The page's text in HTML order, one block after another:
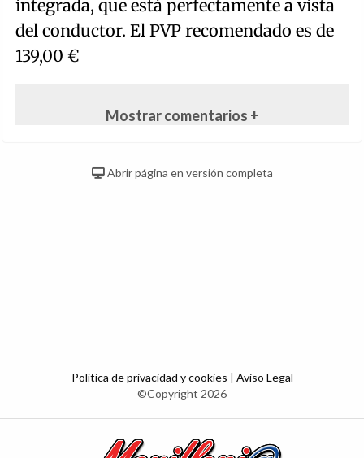
integrada, que está perfectamente a vista
del conductor. El PVP recomendado es de
139,00 €
Mostrar comentarios +
Abrir página en versión completa
Política de privacidad y cookies | Aviso Legal
©Copyright 2026